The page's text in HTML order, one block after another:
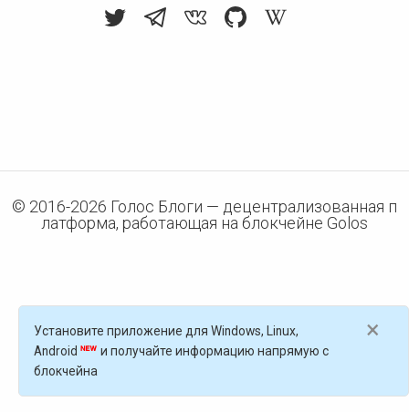
© 2016-2026 Голос Блоги — децентрализованная п
латформа, работающая на блокчейне Golos
×
Установите приложение для Windows, Linux,
Android
и получайте информацию напрямую с
блокчейна